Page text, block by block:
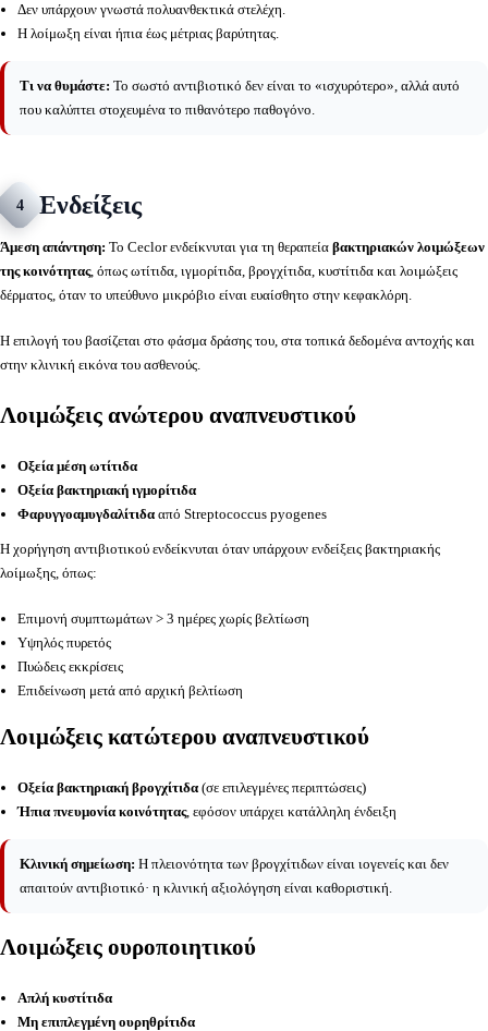
Δεν υπάρχουν γνωστά πολυανθεκτικά στελέχη.
Η λοίμωξη είναι ήπια έως μέτριας βαρύτητας.
Τι να θυμάστε: Το σωστό αντιβιοτικό δεν είναι το «ισχυρότερο», αλλά αυτό
που καλύπτει στοχευμένα το πιθανότερο παθογόνο.
4 Ενδείξεις
Άμεση απάντηση: Το Ceclor ενδείκνυται για τη θεραπεία βακτηριακών λοιμώξεων
της κοινότητας, όπως ωτίτιδα, ιγμορίτιδα, βρογχίτιδα, κυστίτιδα και λοιμώξεις
δέρματος, όταν το υπεύθυνο μικρόβιο είναι ευαίσθητο στην κεφακλόρη.
Η επιλογή του βασίζεται στο φάσμα δράσης του, στα τοπικά δεδομένα αντοχής και
στην κλινική εικόνα του ασθενούς.
Λοιμώξεις ανώτερου αναπνευστικού
Οξεία μέση ωτίτιδα
Οξεία βακτηριακή ιγμορίτιδα
Φαρυγγοαμυγδαλίτιδααπό Streptococcus pyogenes
Η χορήγηση αντιβιοτικού ενδείκνυται όταν υπάρχουν ενδείξεις βακτηριακής
λοίμωξης, όπως:
Επιμονή συμπτωμάτων > 3 ημέρες χωρίς βελτίωση
Υψηλός πυρετός
Πυώδεις εκκρίσεις
Επιδείνωση μετά από αρχική βελτίωση
Λοιμώξεις κατώτερου αναπνευστικού
Οξεία βακτηριακή βρογχίτιδα(σε επιλεγμένες περιπτώσεις)
Ήπια πνευμονία κοινότητας, εφόσον υπάρχει κατάλληλη ένδειξη
Κλινική σημείωση: Η πλειονότητα των βρογχίτιδων είναι ιογενείς και δεν
απαιτούν αντιβιοτικό· η κλινική αξιολόγηση είναι καθοριστική.
Λοιμώξεις ουροποιητικού
Απλή κυστίτιδα
Μη επιπλεγμένη ουρηθρίτιδα